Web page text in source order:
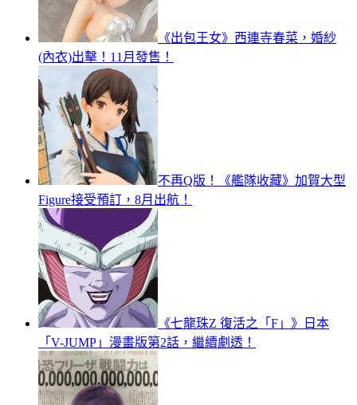
《出包王女》西連寺春菜，婚紗
(內衣)出擊！11月發售！
不再Q版！《艦隊收藏》加賀大型
Figure接受預訂，8月出航！
《七龍珠Z 復活之「F」》日本
「V-JUMP」漫畫版第2話，繼續劇透！